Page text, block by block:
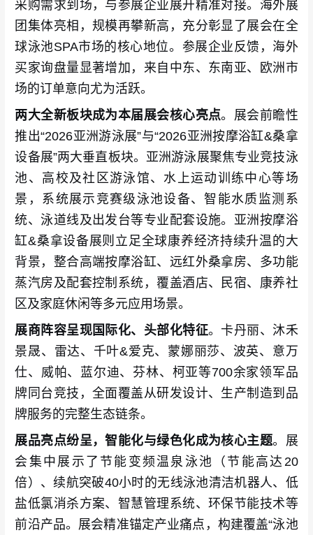
采购需求到场，与参展企业展开精准对接。海外展
团集体亮相，规模再攀新高，充分彰显了展会在全
球泳池SPA市场的核心地位。参展企业反馈，海外
买家询盘量显著增加，来自中东、东南亚、欧洲市
场的订单意向尤为活跃。
两大全新板块成为本届展会核心亮点。展会前瞻性
推出“2026亚洲游泳展”与“2026亚洲按摩浴缸&桑拿
设备展”两大垂直板块。亚洲游泳展聚焦专业竞技泳
池、高校及社区游泳馆、水上运动训练中心等场
景，系统展示竞赛级泳池设备、智能水质监测系
统、泳道线及出发台等专业配套设施。亚洲按摩浴
缸&桑拿设备展则立足全球康养经济持续升温的大
背景，整合高端按摩浴缸、远红外桑拿房、多功能
蒸汽房及配套控制系统，覆盖酒店、民宿、康养社
区及家庭休闲等多元应用场景。
展商阵容呈现国际化、头部化特征。卡丹丽、沐禾
景晟、雷达、千叶&爱克、蒙娜丽莎、波英、意万
仕、威帕、蓝尔迪、芬林、柯亚等700余家领军品
牌同台竞技，全面覆盖从研发设计、生产制造到品
牌服务的完整生态链条。
展品亮点纷呈，智能化与绿色化成为核心主题。展
会集中展示了节能变频温泉泳池（节能高达20
倍）、续航突破40小时的无线泳池清洁机器人、低
盐低氯消杀方案、智慧管理系统、环保节能技术等
前沿产品。展会精准锚定产业痛点，构建覆盖“泳池